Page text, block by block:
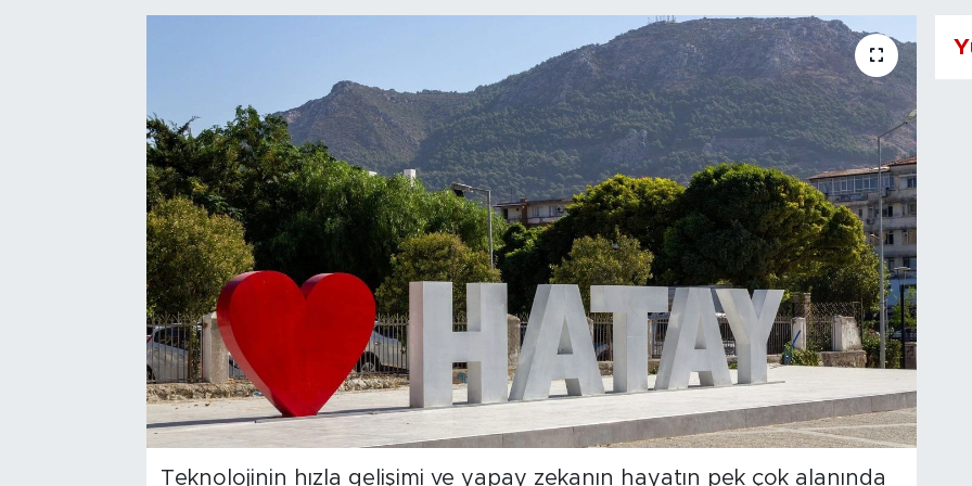
Teknolojinin hızla gelişimi ve yapay zekanın hayatın pek çok alanında